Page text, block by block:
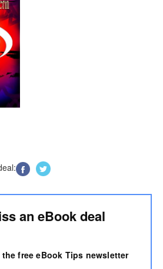
an eBook deal
free eBook Tips newsletter